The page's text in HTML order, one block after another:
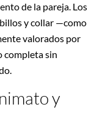
de la pareja. Los
y collar —como
valorados por
completa sin
y